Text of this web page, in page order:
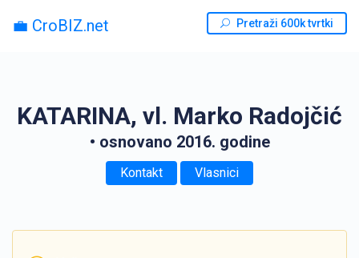
💼 CroBIZ.net Pretraži 600k tvrtki
KATARINA, vl. Marko Radojčić
• osnovano 2016. godine
Kontakt Vlasnici